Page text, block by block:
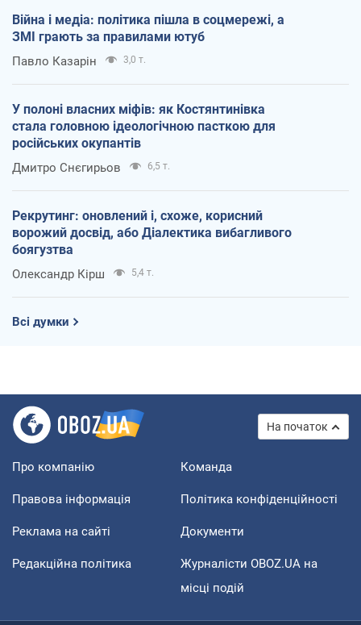
Війна і медіа: політика пішла в соцмережі, а
ЗМІ грають за правилами ютуб
Павло Казарін 3,0 т.
У полоні власних міфів: як Костянтинівка
стала головною ідеологічною пасткою для
російських окупантів
Дмитро Снєгирьов 6,5 т.
Рекрутинг: оновлений і, схоже, корисний
ворожий досвід, або Діалектика вибагливого
боягузтва
Олександр Кірш 5,4 т.
Всі думки
На початок
Про компанію Команда
Правова інформація Політика конфіденційності
Реклама на сайті Документи
Редакційна політика
Журналісти OBOZ.UA на
місці подій